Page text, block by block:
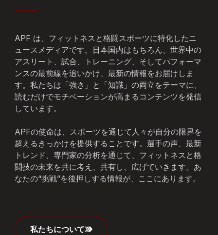
APF は、フィットネスと格闘スポーツに特化したニ
ュースメディアです。日本国内はもちろん、世界中の
アスリート、試合、トレーニング、そしてパフォーマ
ンスの最前線を追いかけ、最新の情報をお届けしま
す。私たちは「強さ」と「知識」の両立をテーマに、
読むだけでモチベーションが高まるコンテンツを発信
しています。
APFの使命は、スポーツを通じて人々が自分の限界を
超えるきっかけを提供することです。選手の声、最新
トレンド、専門家の分析を通じて、フィットネスと格
闘技の未来を共に考え、共有し、広げていきます。あ
なたの“挑戦”を後押しする情報が、ここにあります。
私たちについて